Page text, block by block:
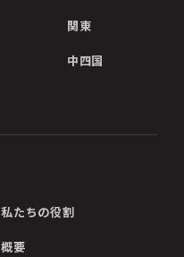
関東
中四国
私たちの役割
概要